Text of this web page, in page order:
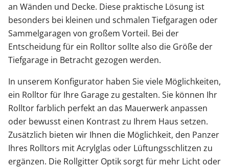
an Wänden und Decke. Diese praktische Lösung ist
besonders bei kleinen und schmalen Tiefgaragen oder
Sammelgaragen von großem Vorteil. Bei der
Entscheidung für ein Rolltor sollte also die Größe der
Tiefgarage in Betracht gezogen werden.
In unserem Konfigurator haben Sie viele Möglichkeiten,
ein Rolltor für Ihre Garage zu gestalten. Sie können Ihr
Rolltor farblich perfekt an das Mauerwerk anpassen
oder bewusst einen Kontrast zu Ihrem Haus setzen.
Zusätzlich bieten wir Ihnen die Möglichkeit, den Panzer
Ihres Rolltors mit Acrylglas oder Lüftungsschlitzen zu
ergänzen. Die Rollgitter Optik sorgt für mehr Licht oder